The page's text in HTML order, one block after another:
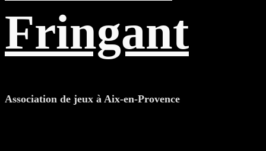
Fringant
Association de jeux à Aix-en-Provence